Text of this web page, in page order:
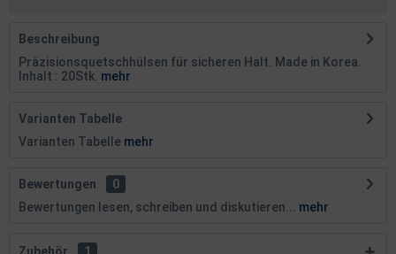
Beschreibung
Präzisionsquetschhülsen für sicheren Halt. Made in Korea.
Inhalt : 20Stk. mehr
Varianten Tabelle
Varianten Tabelle mehr
Bewertungen
0
Bewertungen lesen, schreiben und diskutieren...
mehr